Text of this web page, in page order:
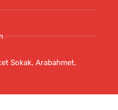
Sokak, Arabahmet,